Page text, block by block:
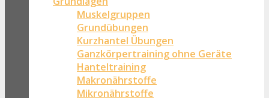
Muskelgruppen
Grundübungen
Kurzhantel Übungen
Ganzkörpertraining ohne Geräte
Hanteltraining
Makronährstoffe
Mikronährstoffe